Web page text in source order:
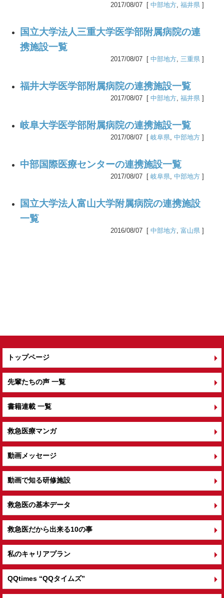
2017/08/07 [ 中部地方 福井県 ]
国立大学法人三重大学医学部附属病院の連
携施設一覧
2017/08/07 [ 中部地方 三重県 ]
福井大学医学部附属病院の連携施設一覧
2017/08/07 [ 中部地方 福井県 ]
岐阜大学医学部附属病院の連携施設一覧
2017/08/07 [ 岐阜県 中部地方 ]
中部国際医療センターの連携施設一覧
2017/08/07 [ 岐阜県 中部地方 ]
国立大学法人富山大学附属病院の連携施設
一覧
2016/08/07 [ 中部地方 富山県 ]
トップページ
先輩たちの声 一覧
書籍連載 一覧
救急医療マンガ
動画メッセージ
動画で知る研修施設
救急医の基本データ
救急医だから出来る10の事
私のキャリアプラン
QQtimes “QQタイムズ”